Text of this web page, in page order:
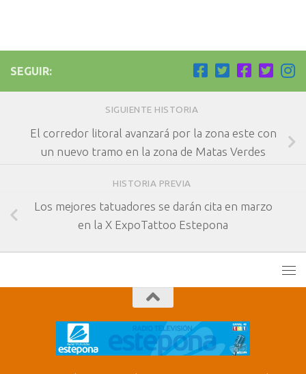
SEGUIR:
SIGUIENTE HISTORIA
El corredor litoral avanzará por la zona este con
un nuevo tramo en la zona de Matas Verdes
HISTORIA PREVIA
Los mejores tatuadores se darán cita en marzo
en la X ExpoTattoo Estepona